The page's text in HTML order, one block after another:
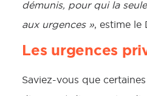
démunis, pour qui la
aux urgences », estime le
Les urgences
Saviez-vous que